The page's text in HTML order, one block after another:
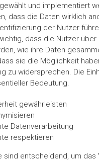
und implementiert
dass die Daten wirklich
der Nutzer
dass die Nutzer über
wie ihre Daten
sie die Möglichkeit
zu widersprechen. Die
Bedeutung.
gewährleisten
Datenverarbeitung
respektieren
sind entscheidend, um das